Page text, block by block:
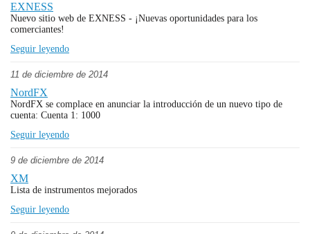
EXNESS
Nuevo sitio web de EXNESS - ¡Nuevas oportunidades para los
comerciantes!
Seguir leyendo
11 de diciembre de 2014
NordFX
NordFX se complace en anunciar la introducción de un nuevo tipo de
cuenta: Cuenta 1: 1000
Seguir leyendo
9 de diciembre de 2014
XM
Lista de instrumentos mejorados
Seguir leyendo